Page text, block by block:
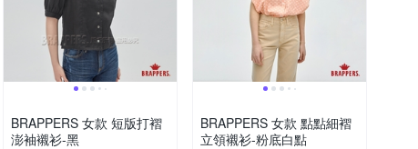
BRAPPERS 女款 短版打褶
澎袖襯衫-黑
BRAPPERS 女款 點點細褶
立領襯衫-粉底白點